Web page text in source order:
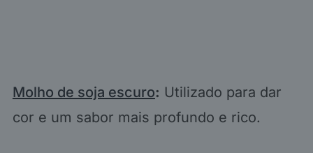
Molho de soja escuro: Utilizado para dar
cor e um sabor mais profundo e rico.